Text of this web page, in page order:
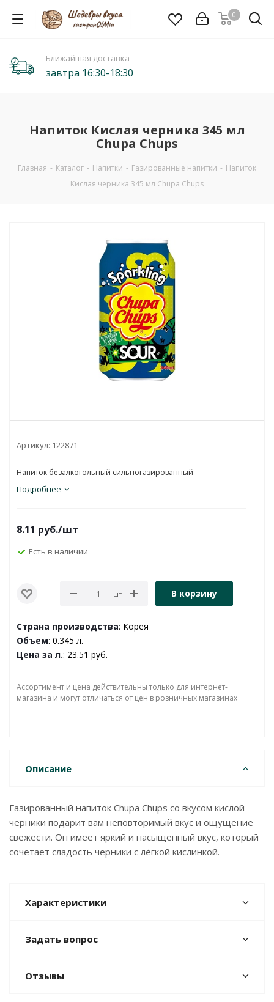
0
Ближайшая доставка
завтра 16:30-18:30
Напиток Кислая черника 345 мл
Chupa Chups
Главная - Каталог - Напитки - Газированные напитки - Напиток
Кислая черника 345 мл Chupa Chups
Артикул: 122871
Напиток безалкогольный сильногазированный
Подробнее
8.11 руб./шт
Есть в наличии
шт В корзину
Страна производства: Корея
Объем: 0.345 л.
Цена за л.: 23.51 руб.
Ассортимент и цена действительны только для интернет-
магазина и могут отличаться от цен в розничных магазинах
Описание
Газированный напиток Chupa Chups со вкусом кислой
черники подарит вам неповторимый вкус и ощущение
свежести. Он имеет яркий и насыщенный вкус, который
сочетает сладость черники с лёгкой кислинкой.
Характеристики
Задать вопрос
Отзывы